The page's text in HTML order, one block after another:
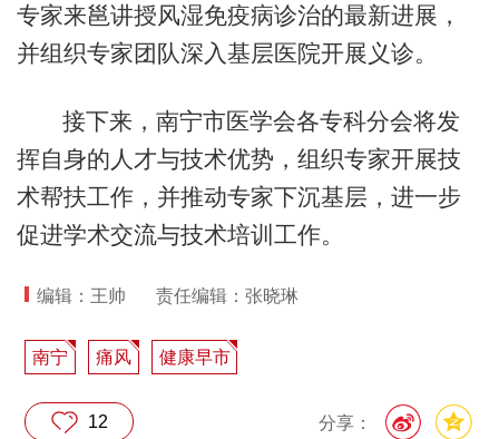
专家来邕讲授风湿免疫病诊治的最新进展，
并组织专家团队深入基层医院开展义诊。
接下来，南宁市医学会各专科分会将发
挥自身的人才与技术优势，组织专家开展技
术帮扶工作，并推动专家下沉基层，进一步
促进学术交流与技术培训工作。
编辑：王帅 责任编辑：张晓琳
南宁 痛风 健康早市
分享：
12